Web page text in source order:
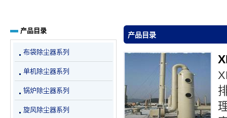
产品目录
产品目录
布袋除尘器系列
单机除尘器系列
锅炉除尘器系列
旋风除尘器系列